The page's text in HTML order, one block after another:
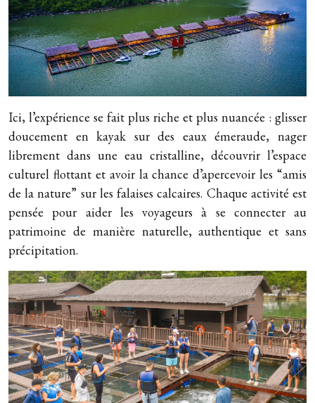
Ici, l’expérience se fait plus riche et plus nuancée : glisser
doucement en kayak sur des eaux émeraude, nager
librement dans une eau cristalline, découvrir l’espace
culturel flottant et avoir la chance d’apercevoir les “amis
de la nature” sur les falaises calcaires. Chaque activité est
pensée pour aider les voyageurs à se connecter au
patrimoine de manière naturelle, authentique et sans
précipitation.